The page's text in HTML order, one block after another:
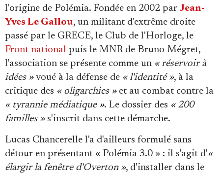
l'origine de Polémia. Fondée en 2002 par Jean-
Yves Le Gallou, un militant d'extrême droite
passé par le GRECE, le Club de l'Horloge, le
Front national puis le MNR de Bruno Mégret,
l'association se présente comme un « réservoir à
idées »voué à la défense de « l'identité », à la
critique des « oligarchies »et au combat contre la
« tyrannie médiatique ». Le dossier des « 200
familles »s'inscrit dans cette démarche.
Lucas Chancerelle l'a d'ailleurs formulé sans
détour en présentant « Polémia 3.0 » : il s'agit d'«
élargir la fenêtre d'Overton », d'installer dans le